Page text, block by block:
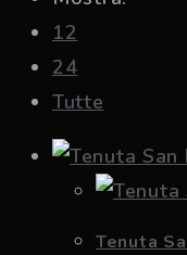
12
24
Tutte
Tenuta